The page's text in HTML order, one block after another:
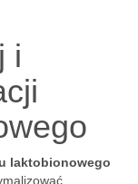
i
laktobionowego